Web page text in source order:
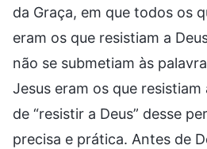
da Graça, em que todos os
eram os que resistiam a
não se submetiam às
Jesus eram os que resistiam
de “resistir a Deus” desse
precisa e prática. Antes de